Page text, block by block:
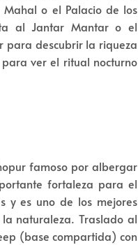
o el Palacio de los
al Jantar Mantar o el
para descubrir la riqueza
ver el ritual nocturno
famoso por albergar
fortaleza para el
y es uno de los mejores
naturaleza. Traslado al
(base compartida) con